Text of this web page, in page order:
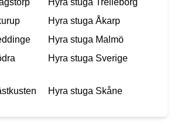
Hyra stuga Åkarp
Hyra stuga Malmö
Hyra stuga Sverige
Hyra stuga Skåne